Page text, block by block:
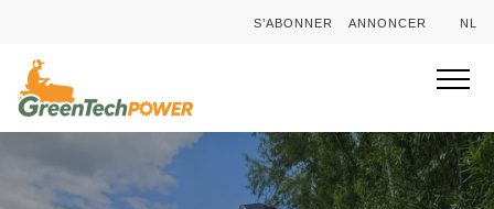
S’ABONNER ANNONCER NL